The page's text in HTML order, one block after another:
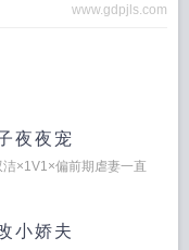
www.gdpjls.com
夜夜宠
×1V1×偏前期虐妻一直
小娇夫